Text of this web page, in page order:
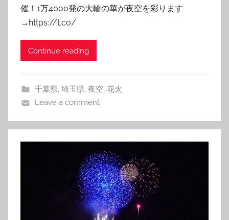
催！1万4000発の大輪の華が夜空を彩ります
→https://t.co/
Continue reading
千葉県, 埼玉県, 夜空, 花火
Leave a comment